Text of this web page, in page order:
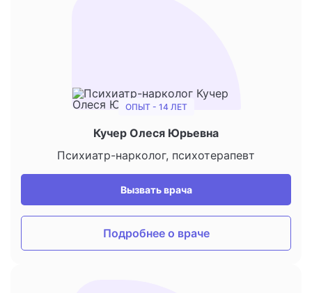
ОПЫТ - 14 ЛЕТ
Кучер Олеся Юрьевна
Психиатр-нарколог, психотерапевт
Вызвать врача
Подробнее о враче